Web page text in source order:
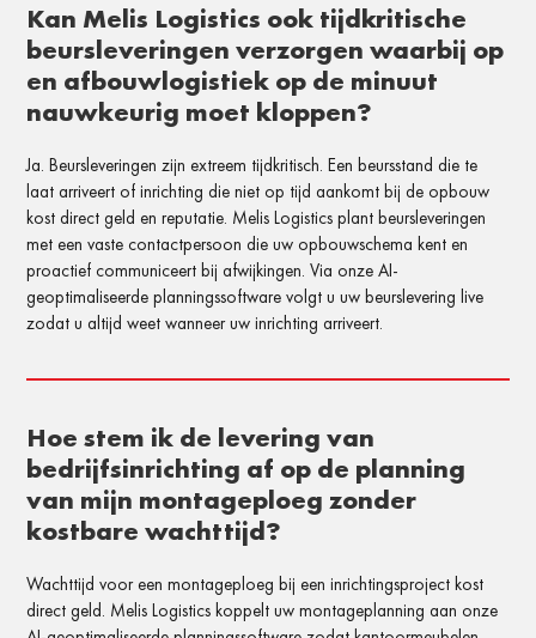
Kan Melis Logistics ook tijdkritische
beursleveringen verzorgen waarbij op
en afbouwlogistiek op de minuut
nauwkeurig moet kloppen?
Ja. Beursleveringen zijn extreem tijdkritisch. Een beursstand die te
laat arriveert of inrichting die niet op tijd aankomt bij de opbouw
kost direct geld en reputatie. Melis Logistics plant beursleveringen
met een vaste contactpersoon die uw opbouwschema kent en
proactief communiceert bij afwijkingen. Via onze AI-
geoptimaliseerde planningssoftware volgt u uw beurslevering live
zodat u altijd weet wanneer uw inrichting arriveert.
Hoe stem ik de levering van
bedrijfsinrichting af op de planning
van mijn montageploeg zonder
kostbare wachttijd?
Wachttijd voor een montageploeg bij een inrichtingsproject kost
direct geld. Melis Logistics koppelt uw montageplanning aan onze